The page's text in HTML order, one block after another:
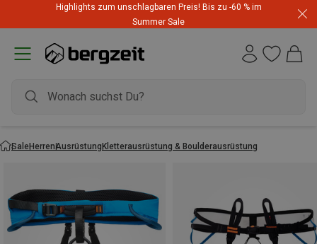
Highlights zum unschlagbaren Preis! Bis zu -60 % im
Summer Sale
SaleHerrenAusrüstungKletterausrüstung & Boulderausrüstung